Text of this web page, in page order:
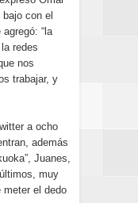
con el
“la
redes
nos
trabajar, y
a ocho
además
Juanes,
muy
meter el dedo